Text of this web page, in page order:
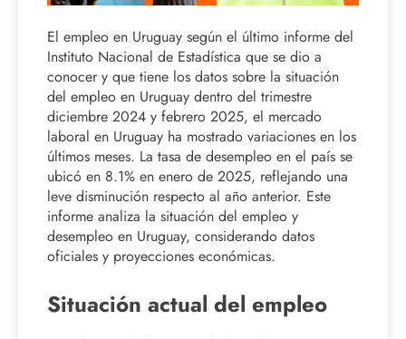
El empleo en Uruguay según el último informe del
Instituto Nacional de Estadística que se dio a
conocer y que tiene los datos sobre la situación
del empleo en Uruguay dentro del trimestre
diciembre 2024 y febrero 2025, el mercado
laboral en Uruguay ha mostrado variaciones en los
últimos meses. La tasa de desempleo en el país se
ubicó en 8.1% en enero de 2025, reflejando una
leve disminución respecto al año anterior. Este
informe analiza la situación del empleo y
desempleo en Uruguay, considerando datos
oficiales y proyecciones económicas.
Situación actual del empleo